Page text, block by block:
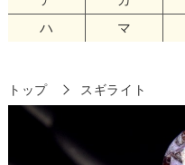
ハ
マ
トップ スギライト